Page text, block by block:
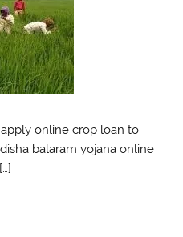
online crop loan to
balaram yojana online